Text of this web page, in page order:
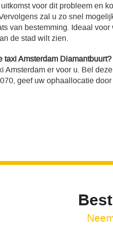
voor dit probleem en
zal u zo snel
van bestemming. Ideaal
de stad wilt zien.
taxi Amsterdam Diamantbuurt?
Amsterdam er voor u. Bel
geef uw ophaallocatie